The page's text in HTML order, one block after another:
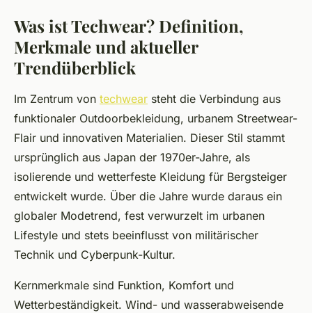
Was ist Techwear? Definition,
Merkmale und aktueller
Trendüberblick
Im Zentrum von techwear steht die Verbindung aus
funktionaler Outdoorbekleidung, urbanem Streetwear-
Flair und innovativen Materialien. Dieser Stil stammt
ursprünglich aus Japan der 1970er-Jahre, als
isolierende und wetterfeste Kleidung für Bergsteiger
entwickelt wurde. Über die Jahre wurde daraus ein
globaler Modetrend, fest verwurzelt im urbanen
Lifestyle und stets beeinflusst von militärischer
Technik und Cyberpunk-Kultur.
Kernmerkmale sind Funktion, Komfort und
Wetterbeständigkeit. Wind- und wasserabweisende